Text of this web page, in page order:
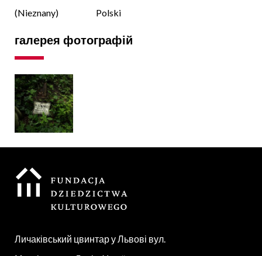
(Nieznany) Polski
галерея фотографій
Личаківський цвинтар у Львові вул.